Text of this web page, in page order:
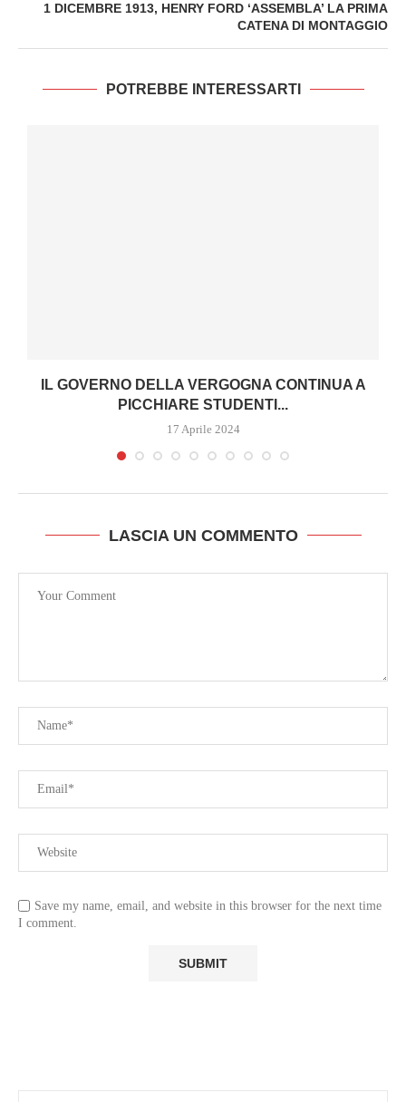
1 DICEMBRE 1913, HENRY FORD ‘ASSEMBLA’ LA PRIMA
CATENA DI MONTAGGIO
POTREBBE INTERESSARTI
IL GOVERNO DELLA VERGOGNA CONTINUA A
PICCHIARE STUDENTI...
17 Aprile 2024
LASCIA UN COMMENTO
Save my name, email, and website in this browser for the next time
I comment.